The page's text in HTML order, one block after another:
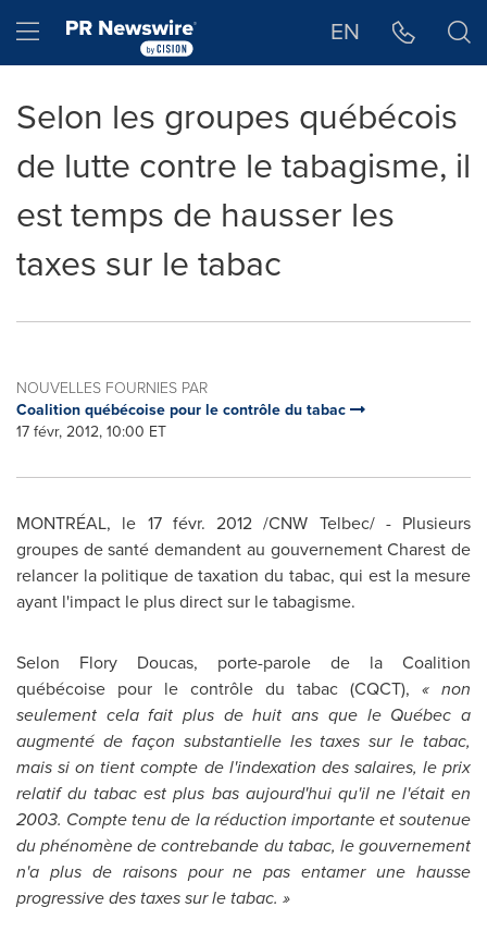
Hamburger menu EN
Selon les groupes québécois
de lutte contre le tabagisme, il
est temps de hausser les
taxes sur le tabac
NOUVELLES FOURNIES PAR
Coalition québécoise pour le contrôle du tabac
17 févr, 2012, 10:00 ET
MONTRÉAL, le 17 févr. 2012 /CNW Telbec/ - Plusieurs
groupes de santé demandent au gouvernement Charest de
relancer la politique de taxation du tabac, qui est la mesure
ayant l'impact le plus direct sur le tabagisme.
Selon Flory Doucas, porte-parole de la Coalition
québécoise pour le contrôle du tabac (CQCT), « non
seulement cela fait plus de huit ans que le Québec a
augmenté de façon substantielle les taxes sur le tabac,
mais si on tient compte de l'indexation des salaires, le prix
relatif du tabac est plus bas aujourd'hui qu'il ne l'était en
2003. Compte tenu de la réduction importante et soutenue
du phénomène de contrebande du tabac, le gouvernement
n'a plus de raisons pour ne pas entamer une hausse
progressive des taxes sur le tabac. »